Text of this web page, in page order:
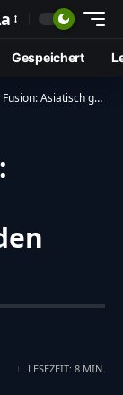
Gespeichert
Chicken Wings für den Super Bowl
LESEZEIT: 8 MIN.